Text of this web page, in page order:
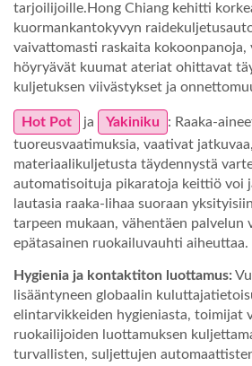
tarjoilijoille.Hong Chiang kehitti
kuormankantokyvyn
vaivattomasti raskaita kokoonpanoja,
höyryävät kuumat ateriat ohittavat
kuljetuksen viivästykset ja
Hot Pot ja Yakiniku
: Raaka-
tuoreusvaatimuksia, vaativat
materiaalikuljetusta täydennystä
automatisoituja pikaratoja keittiö voi
lautasia raaka-lihaa suoraan
tarpeen mukaan, vähentäen palvelun
epätasainen ruokailuvauhti aiheuttaa.
Hygienia ja kontaktiton luottamus:
lisääntyneen globaalin
elintarvikkeiden hygieniasta, toimijat
ruokailijoiden luottamuksen
turvallisten, suljettujen